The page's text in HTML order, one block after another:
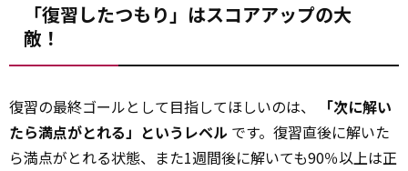
「復習したつもり」はスコアアップの大
敵！
復習の最終ゴールとして目指してほしいのは、
「次に解い
たら満点がとれる」というレベル です。復習直後に解いた
ら満点がとれる状態、また1週間後に解いても90％以上は正